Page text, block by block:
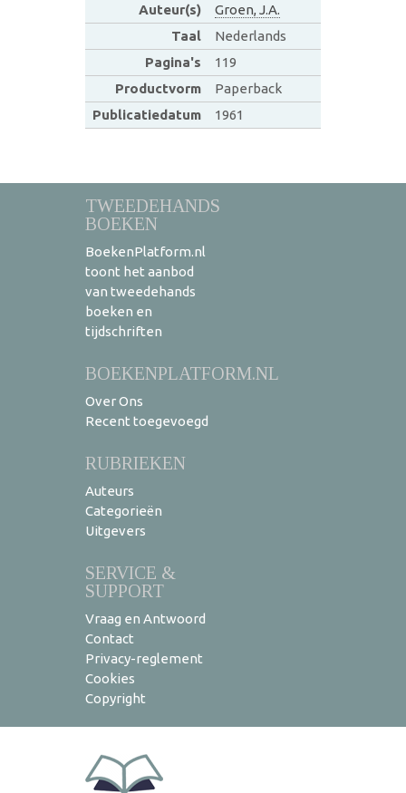
Auteur(s)
Groen, J.A.
Taal
Nederlands
Pagina's
119
Productvorm
Paperback
Publicatiedatum
1961
TWEEDEHANDS
BOEKEN
BoekenPlatform.nl
toont het aanbod
van tweedehands
boeken en
tijdschriften
BOEKENPLATFORM.NL
Over Ons
Recent toegevoegd
RUBRIEKEN
Auteurs
Categorieën
Uitgevers
SERVICE &
SUPPORT
Vraag en Antwoord
Contact
Privacy-reglement
Cookies
Copyright